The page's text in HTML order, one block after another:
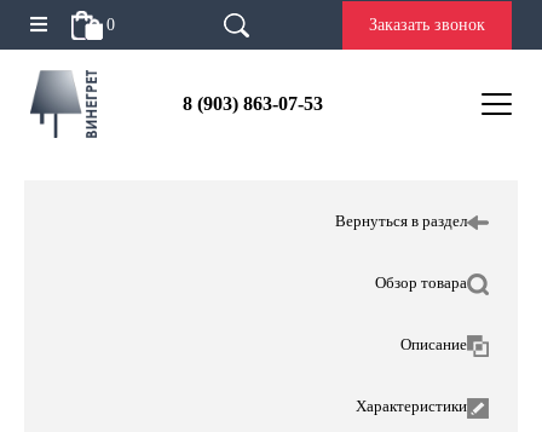
0 Заказать звонок
8 (903) 863-07-53
Вернуться в раздел
Обзор товара
Описание
Характеристики